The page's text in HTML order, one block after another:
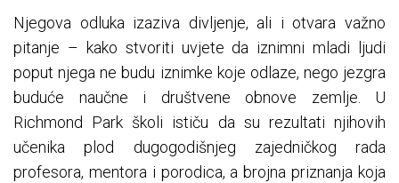
Njegova odluka izaziva divljenje, ali i otvara važno
pitanje – kako stvoriti uvjete da iznimni mladi ljudi
poput njega ne budu iznimke koje odlaze, nego jezgra
buduće naučne i društvene obnove zemlje. U
Richmond Park školi ističu da su rezultati njihovih
učenika plod dugogodišnjeg zajedničkog rada
profesora, mentora i porodica, a brojna priznanja koja